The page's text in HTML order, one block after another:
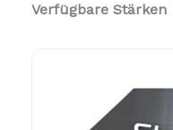
Verfügbare Stärken